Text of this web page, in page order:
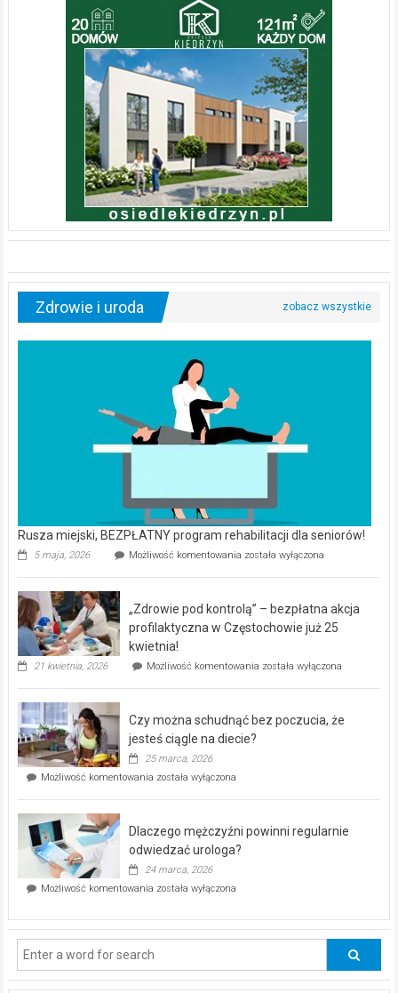
Zdrowie i uroda
Rusza miejski, BEZPŁATNY program rehabilitacji dla seniorów!
5 maja, 2026 Możliwość komentowania Rusza
rehabilitacji
dla
została wyłączona
„Zdrowie pod kontrolą” – bezpłatna akcja
profilaktyczna w Częstochowie już 25
kwietnia!
21 kwietnia, 2026 Możliwość komentowania „Zdrowie
bezpłatna
została wyłączona
Czy można schudnąć bez poczucia, że
jesteś ciągle na diecie?
25 marca, 2026
Możliwość komentowania Czy
poczucia,
że
ciągle
na
została wyłączona
Dlaczego mężczyźni powinni regularnie
odwiedzać urologa?
24 marca, 2026
Możliwość komentowania Dlaczego
regularnie
została wyłączona